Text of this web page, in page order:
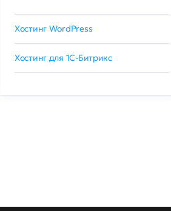
Хостинг WordPress
Хостинг для 1C-Битрикс